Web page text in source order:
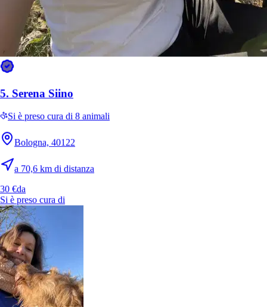
7.Matilde Piazza
Nuovo
Bologna, 40122
a 12,6 km di distanza
5. Serena Siino
Si è preso cura di 8 animali
Bologna, 40122
a 70,6 km di distanza
30 €da
Si è preso cura di